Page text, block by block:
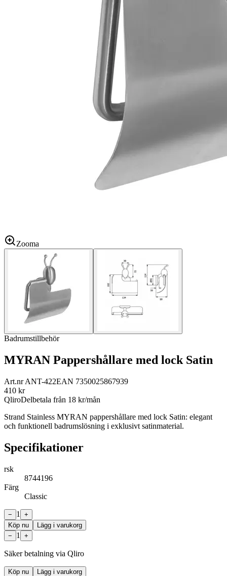
Zooma
Badrumstillbehör
MYRAN Pappershållare med lock Satin
Art.nrANT-422EAN 7350025867939
410 kr
QliroDelbetala från 18 kr/mån
Strand Stainless MYRAN pappershållare med lock Satin: elegant
och funktionell badrumslösning i exklusivt satinmaterial.
Specifikationer
rsk
8744196
Färg
Classic
− 1
+
Köp nu
Lägg i varukorg
−
1 +
Säker betalning via Qliro
Köp nu Lägg i varukorg